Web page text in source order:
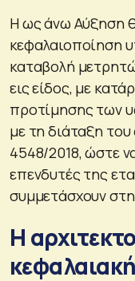
Η ως άνω Αύξηση
κεφαλαιοποίηση
καταβολή
εις είδος, με
προτίμησης των
με τη διάταξη
4548/2018, ώστε
επενδυτές της
συμμετάσχουν
Η